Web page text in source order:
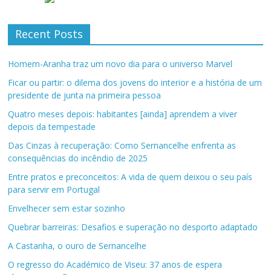
Recent Posts
Homem-Aranha traz um novo dia para o universo Marvel
Ficar ou partir: o dilema dos jovens do interior e a história de um
presidente de junta na primeira pessoa
Quatro meses depois: habitantes [ainda] aprendem a viver
depois da tempestade
Das Cinzas à recuperação: Como Sernancelhe enfrenta as
consequências do incêndio de 2025
Entre pratos e preconceitos: A vida de quem deixou o seu país
para servir em Portugal
Envelhecer sem estar sozinho
Quebrar barreiras: Desafios e superação no desporto adaptado
A Castanha, o ouro de Sernancelhe
O regresso do Académico de Viseu: 37 anos de espera